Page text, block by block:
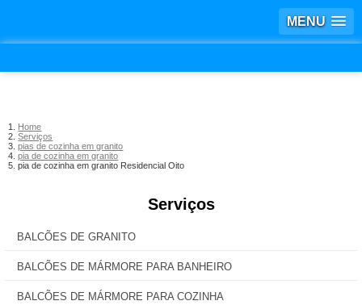
MENU
Home
Serviços
pias de cozinha em granito
pia de cozinha em granito
pia de cozinha em granito Residencial Oito
Serviços
BALCÕES DE GRANITO
BALCÕES DE MÁRMORE PARA BANHEIRO
BALCÕES DE MÁRMORE PARA COZINHA